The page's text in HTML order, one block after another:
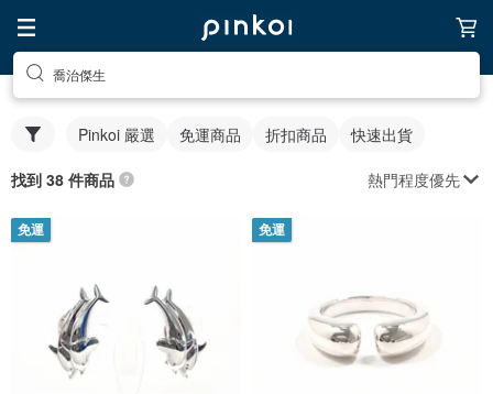
喬治傑生
Pinkoi 嚴選 免運商品 折扣商品 快速出貨
找到 38 件商品 熱門程度優先
免運 免運